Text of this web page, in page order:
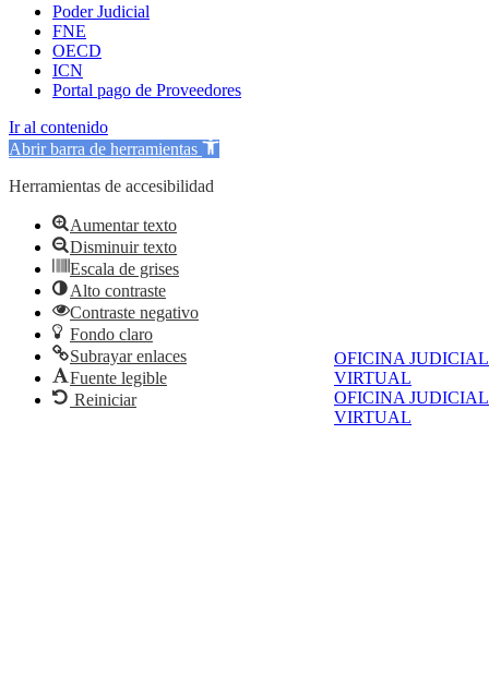
OFICINA JUDICIAL
VIRTUAL
OFICINA JUDICIAL
VIRTUAL
Poder Judicial
FNE
OECD
ICN
Portal pago de Proveedores
Ir al contenido
Abrir barra de herramientas
Herramientas de accesibilidad
Aumentar texto
Disminuir texto
Escala de grises
Alto contraste
Contraste negativo
Fondo claro
Subrayar enlaces
Fuente legible
Reiniciar